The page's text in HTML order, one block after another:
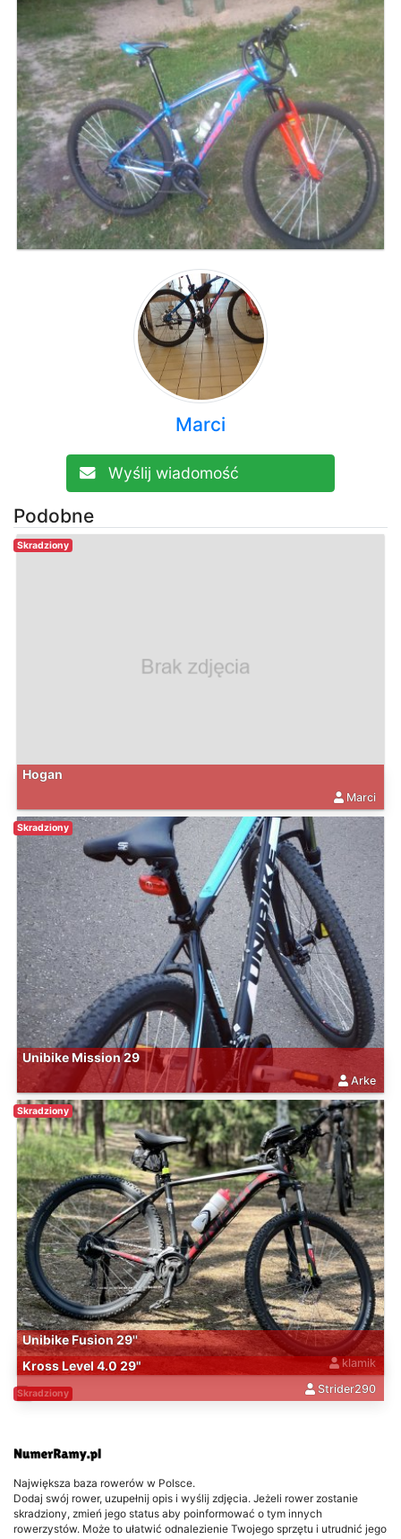
Marci
Wyślij wiadomość
Podobne
Skradziony
Hogan
Marci
Skradziony
Unibike Mission 29
Arke
Skradziony
Unibike Fusion 29''
klamik
Skradziony
Kross Level 4.0 29"
Strider290
Największa baza rowerów w Polsce.
Dodaj swój rower, uzupełnij opis i wyślij zdjęcia. Jeżeli rower zostanie
skradziony, zmień jego status aby poinformować o tym innych
rowerzystów. Może to ułatwić odnalezienie Twojego sprzętu i utrudnić jego